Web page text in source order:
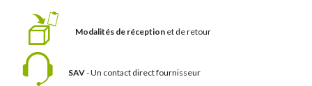
Modalités de réception et de retour
SAV- Un contact direct fournisseur